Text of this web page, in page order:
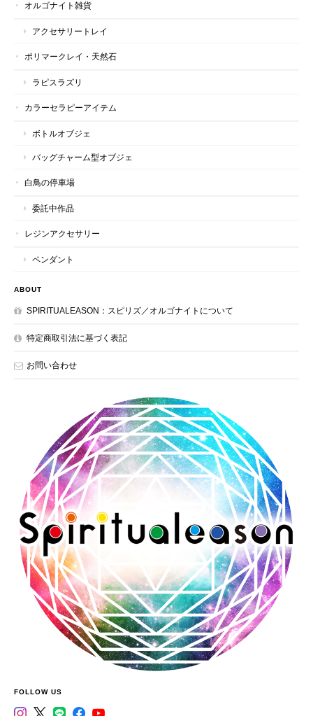
オルゴナイト雑貨
アクセサリートレイ
ポリマークレイ・天然石
ラピスラズリ
カラーセラピーアイテム
ボトルオブジェ
バッグチャーム型オブジェ
白鳥の停車場
委託中作品
レジンアクセサリー
ペンダント
ABOUT
SPIRITUALEASON：スピリズ／オルゴナイトについて
特定商取引法に基づく表記
お問い合わせ
FOLLOW US